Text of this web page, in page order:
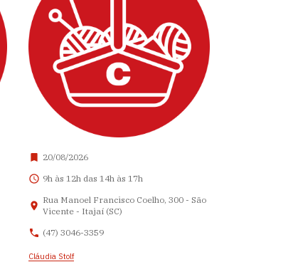
20/08/2026
9h às 12h das 14h às 17h
Rua Manoel Francisco Coelho, 300 - São
Vicente - Itajaí (SC)
(47) 3046-3359
Cláudia Stolf